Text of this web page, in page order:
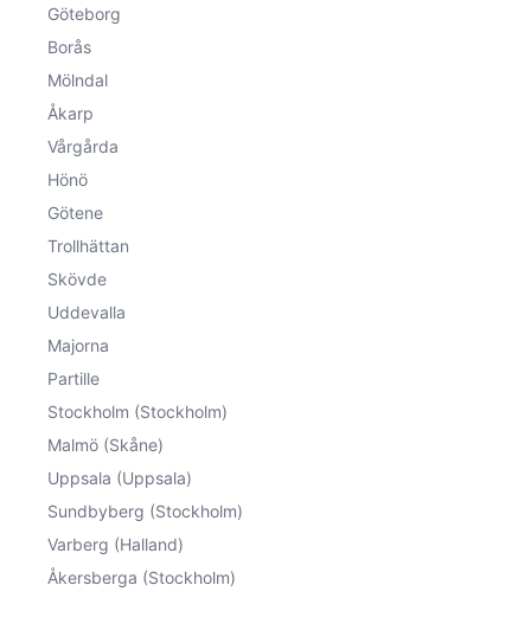
Göteborg
Borås
Mölndal
Åkarp
Vårgårda
Hönö
Götene
Trollhättan
Skövde
Uddevalla
Majorna
Partille
Stockholm (Stockholm)
Malmö (Skåne)
Uppsala (Uppsala)
Sundbyberg (Stockholm)
Varberg (Halland)
Åkersberga (Stockholm)